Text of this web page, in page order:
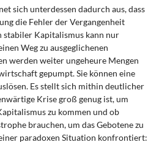
sich unterdessen dadurch aus, dass
die Fehler der Vergangenheit
Kapitalismus kann nur
Weg zu ausgeglichenen
werden weiter ungeheure Mengen
gepumpt. Sie können eine
Es stellt sich mithin deutlicher
Krise groß genug ist, um
zu kommen und ob
brauchen, um das Gebotene zu
paradoxen Situation konfrontiert: